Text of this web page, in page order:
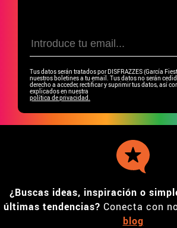
Tus datos serán tratados por DISFRAZZES (García
nuestros boletines a tu email. Tus datos no serán
derecho a acceder, rectificar y suprimir tus datos, así
explicados en nuestra
política de privacidad.
¿Buscas ideas, inspiración o
últimas tendencias? Conecta con
blog